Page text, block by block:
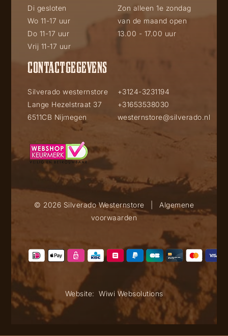
Di gesloten
Wo 11-17 uur
Do 11-17 uur
Vrij 11-17 uur
Zon alleen 1e zondag
van de maand open
13.00 - 17.00 uur
CONTACTGEGEVENS
Silverado westernstore
Lange Hezelstraat 37
6511CB Nijmegen
+3124-3231194
+31653538030
westernstore@silverado.nl
© 2026 Silverado Westernstore
Algemene
voorwaarden
Website: Wiwi Websolutions